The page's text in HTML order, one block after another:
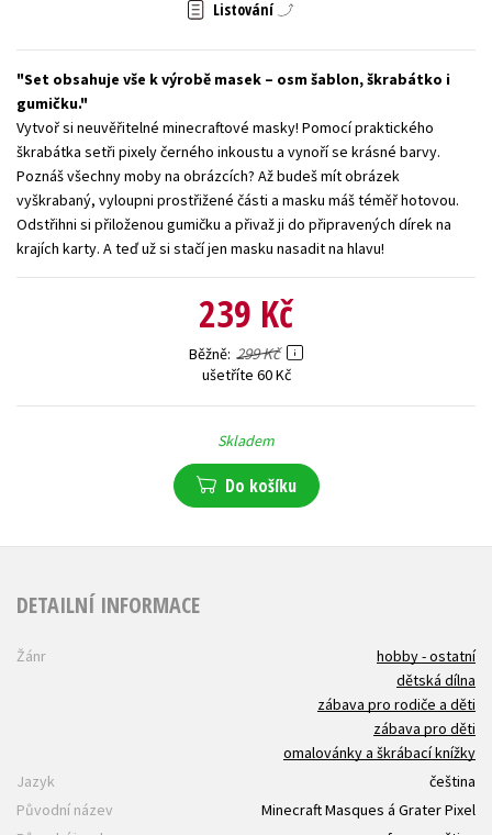
Všechny tituly
Listování
Set obsahuje vše k výrobě masek – osm šablon, škrabátko i
gumičku.
Vytvoř si neuvěřitelné minecraftové masky! Pomocí praktického
škrabátka setři pixely černého inkoustu a vynoří se krásné barvy.
Poznáš všechny moby na obrázcích? Až budeš mít obrázek
vyškrabaný, vyloupni prostřižené části a masku máš téměř hotovou.
Odstřihni si přiloženou gumičku a přivaž ji do připravených dírek na
krajích karty. A teď už si stačí jen masku nasadit na hlavu!
239 Kč
Běžně 299 Kč
ušetříte 60 Kč
Skladem
Do košíku
DETAILNÍ INFORMACE
Žánr
hobby - ostatní
dětská dílna
zábava pro rodiče a děti
zábava pro děti
omalovánky a škrábací knížky
Jazyk
čeština
Původní název
Minecraft Masques á Grater Pixel